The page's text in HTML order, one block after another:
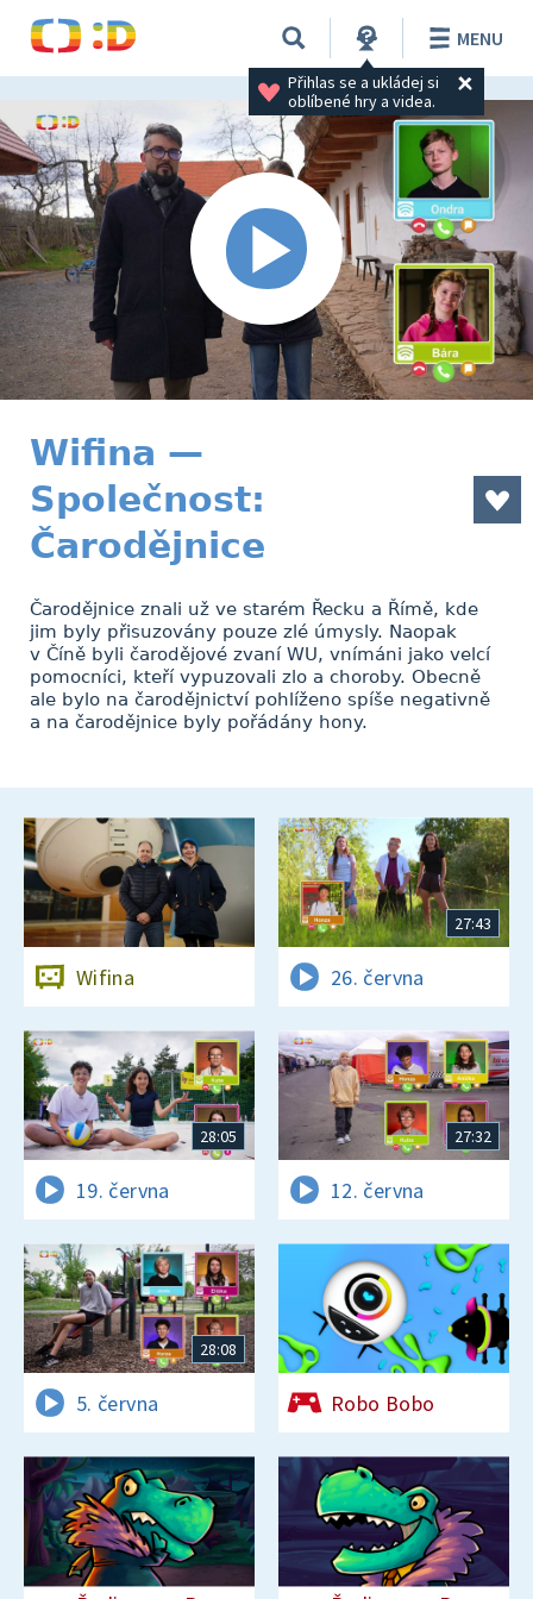
Přihlas se a ukládej si
oblíbené hry a videa.
MENU
Wifina —
Společnost:
Čarodějnice
Čarodějnice znali už ve starém Řecku a Římě, kde
jim byly přisuzovány pouze zlé úmysly. Naopak
v Číně byli čarodějové zvaní WU, vnímáni jako velcí
pomocníci, kteří vypuzovali zlo a choroby. Obecně
ale bylo na čarodějnictví pohlíženo spíše negativně
a na čarodějnice byly pořádány hony.
Wifina
27:43
26. června
28:05
19. června
27:32
12. června
28:08
5. června Robo Bobo